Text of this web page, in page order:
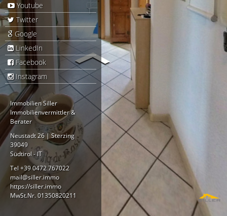
Youtube
Twitter
Google
LinkedIn
Facebook
Instagram
Immobilien Siller
Immobilienvermittler &
Berater
Neustadt 26 |Sterzing
39049
Südtirol - IT
Tel +39 0472 767022
mail@siller.immo
https://siller.immo
MwSt.Nr. 01350820211